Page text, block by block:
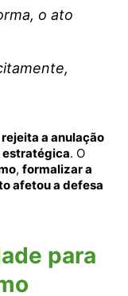
o ato
rejeita a anulação
estratégica. O
, formalizar a
afetou a defesa
para